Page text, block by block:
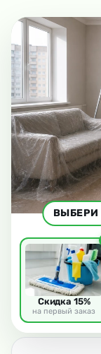
ВЫБЕРИ
Скидка 15%
на первый заказ